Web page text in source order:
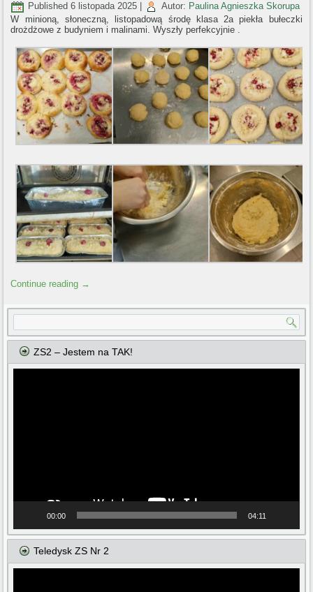
Published 6 listopada 2025 Autor: Paulina Agnieszka Skorupa
W minioną, słoneczną, listopadową środę klasa 2a piekła bułeczki
drożdżowe z budyniem i malinami. Wyszły perfekcyjnie .
Continue reading →
ZS2 – Jestem na TAK!
00:00 04:11
Teledysk ZS Nr 2